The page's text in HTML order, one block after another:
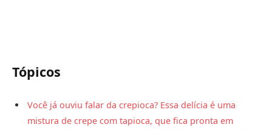
Tópicos
Você já ouviu falar da crepioca? Essa delícia é uma
mistura de crepe com tapioca, que fica pronta em